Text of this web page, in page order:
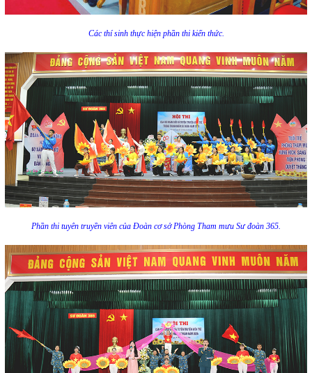
Các thí sinh thực hiện phần thi kiến thức.
Phần thi tuyên truyền viên của Đoàn cơ sở Phòng Tham mưu Sư đoàn 365.